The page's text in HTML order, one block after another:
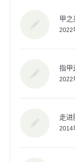
甲之
2022
指甲
2022
走
2014